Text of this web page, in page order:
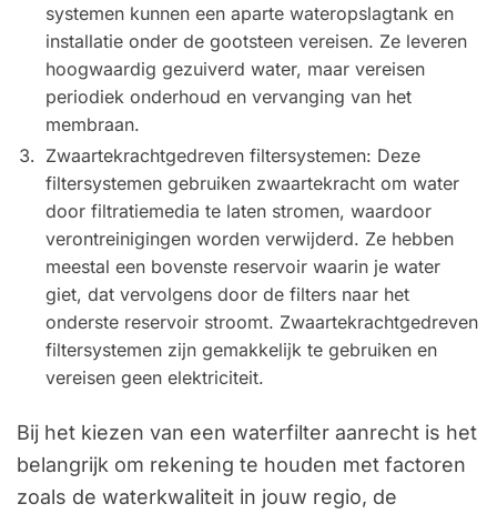
systemen kunnen een aparte wateropslagtank en
installatie onder de gootsteen vereisen. Ze leveren
hoogwaardig gezuiverd water, maar vereisen
periodiek onderhoud en vervanging van het
membraan.
Zwaartekrachtgedreven filtersystemen: Deze
filtersystemen gebruiken zwaartekracht om water
door filtratiemedia te laten stromen, waardoor
verontreinigingen worden verwijderd. Ze hebben
meestal een bovenste reservoir waarin je water
giet, dat vervolgens door de filters naar het
onderste reservoir stroomt. Zwaartekrachtgedreven
filtersystemen zijn gemakkelijk te gebruiken en
vereisen geen elektriciteit.
Bij het kiezen van een waterfilter aanrecht is het
belangrijk om rekening te houden met factoren
zoals de waterkwaliteit in jouw regio, de